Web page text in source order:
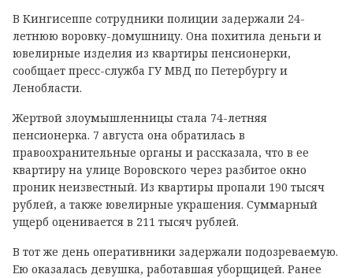
В Кингисеппе сотрудники полиции задержали 24-
летнюю воровку-домушницу. Она похитила деньги и
ювелирные изделия из квартиры пенсионерки,
сообщает пресс-служба ГУ МВД по Петербургу и
Ленобласти.
Жертвой злоумышленницы стала 74-летняя
пенсионерка. 7 августа она обратилась в
правоохранительные органы и рассказала, что в ее
квартиру на улице Воровского через разбитое окно
проник неизвестный. Из квартиры пропали 190 тысяч
рублей, а также ювелирные украшения. Суммарный
ущерб оценивается в 211 тысяч рублей.
В тот же день оперативники задержали подозреваемую.
Ею оказалась девушка, работавшая уборщицей. Ранее